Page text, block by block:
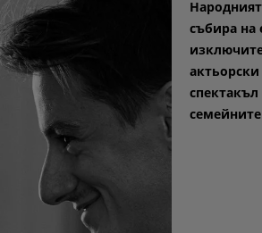
събира на
актьорски
спектакъл